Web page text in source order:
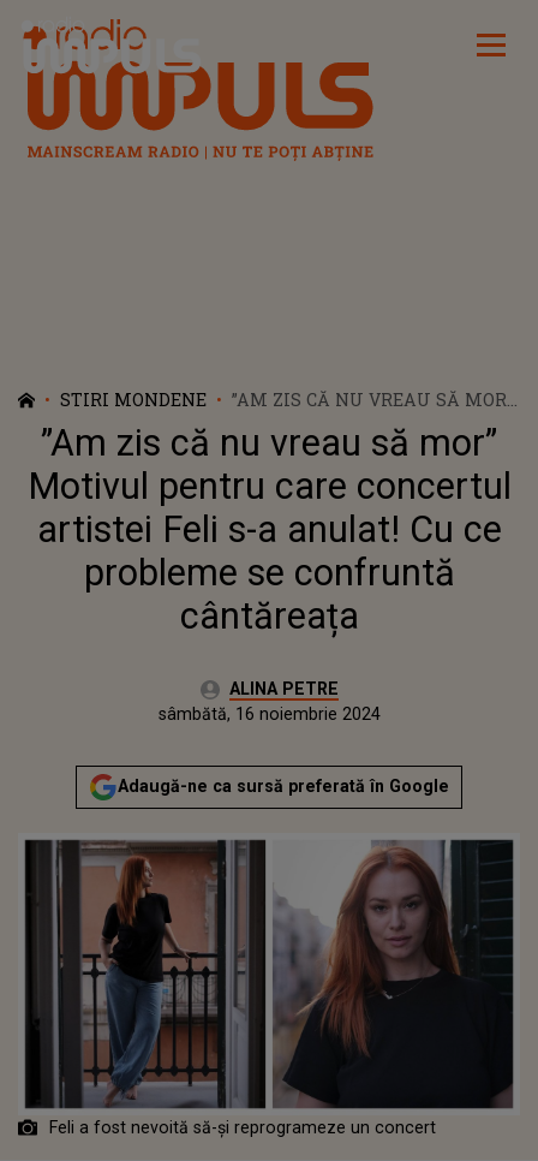
Radio Impuls
STIRI MONDENE
”AM ZIS CĂ NU VREAU SĂ MOR”
MOTIVUL PENTRU CARE
CONCERTUL ARTISTEI FELI S-A
ANULAT! CU CE PROBLEME SE
CONFRUNTĂ CÂNTĂREAȚA
”Am zis că nu vreau să mor”
Motivul pentru care concertul
artistei Feli s-a anulat! Cu ce
probleme se confruntă
cântăreața
Autor:ALINA PETRE
joi, 16 noiembrie 2023Actualizat:
sâmbătă, 16 noiembrie 2024
Adaugă-ne ca sursă preferată în Google
Feli a fost nevoită să-și reprogrameze un concert